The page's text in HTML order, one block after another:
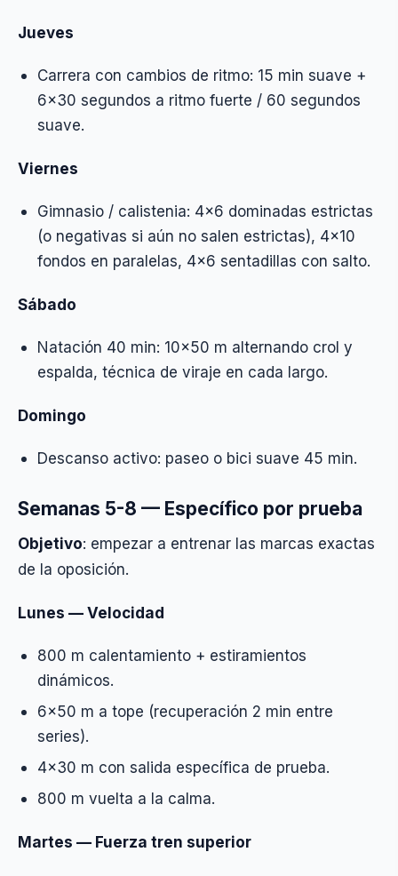
Jueves
Carrera con cambios de ritmo: 15 min suave +
6×30 segundos a ritmo fuerte / 60 segundos
suave.
Viernes
Gimnasio / calistenia: 4×6 dominadas estrictas
(o negativas si aún no salen estrictas), 4×10
fondos en paralelas, 4×6 sentadillas con salto.
Sábado
Natación 40 min: 10×50 m alternando crol y
espalda, técnica de viraje en cada largo.
Domingo
Descanso activo: paseo o bici suave 45 min.
Semanas 5-8 — Específico por prueba
Objetivo: empezar a entrenar las marcas exactas
de la oposición.
Lunes — Velocidad
800 m calentamiento + estiramientos
dinámicos.
6×50 m a tope (recuperación 2 min entre
series).
4×30 m con salida específica de prueba.
800 m vuelta a la calma.
Martes — Fuerza tren superior